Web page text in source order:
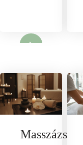
Masszázs